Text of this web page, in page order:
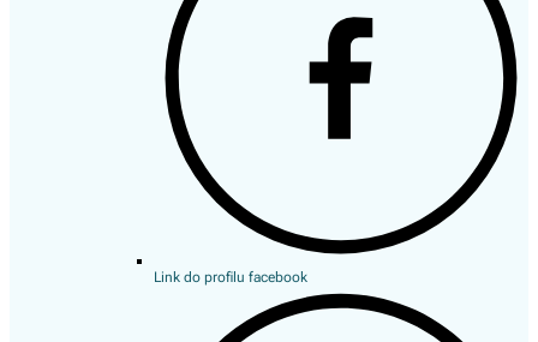
Link do profilu facebook